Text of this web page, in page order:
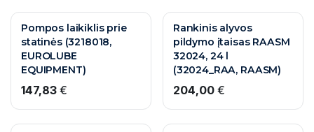
Pompos laikiklis prie
statinės (3218018,
EUROLUBE
EQUIPMENT)
147,83 €
Rankinis alyvos
pildymo įtaisas RAASM
32024, 24 l
(32024_RAA, RAASM)
204,00€